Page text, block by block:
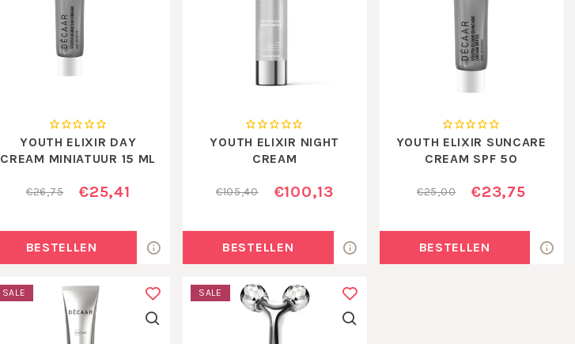
YOUTH ELIXIR DAY
CREAM MINIATUUR 15 ML
€26,75 €25,41
BESTELLEN
YOUTH ELIXIR NIGHT
CREAM
€105,40 €100,13
BESTELLEN
YOUTH ELIXIR SUNCARE
CREAM SPF 50
€25,00 €23,75
BESTELLEN
SALE SALE